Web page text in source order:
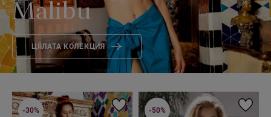
Malibu
ЦЯЛАТА КОЛЕКЦИЯ
-30% -50%